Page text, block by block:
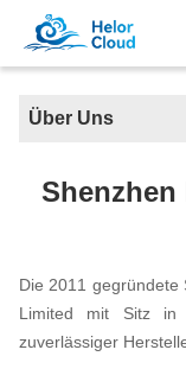
Über Uns
Die 2011 gegründete
Limited mit Sitz in
zuverlässiger